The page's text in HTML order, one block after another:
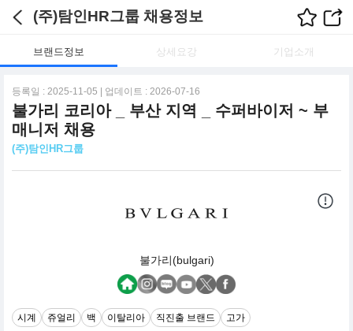
(주)탐인HR그룹 채용정보
브랜드정보 상세요강 기업소개
등록일 : 2025-11-05 | 업데이트 : 2026-07-16
불가리 코리아 _ 부산 지역 _ 수퍼바이저 ~ 부
매니저 채용
(주)탐인HR그룹
불가리(bulgari)
시계 쥬얼리 백 이탈리아 직진출 브랜드 고가